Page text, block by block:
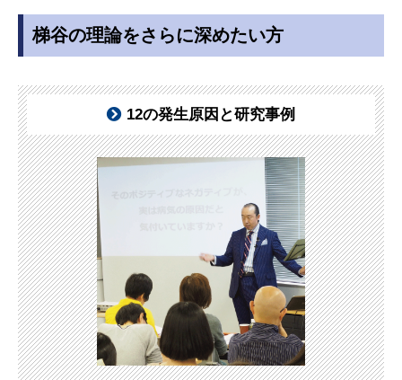
梯谷の理論をさらに深めたい方
12の発生原因と研究事例